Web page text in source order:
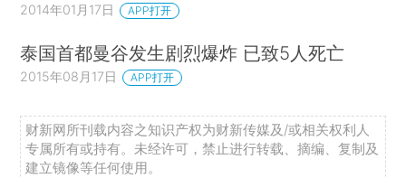
2014年01月17日 APP打开
泰国首都曼谷发生剧烈爆炸 已致5人死亡
2015年08月17日 APP打开
财新网所刊载内容之知识产权为财新传媒及/或相关权利人
专属所有或持有。未经许可，禁止进行转载、摘编、复制及
建立镜像等任何使用。